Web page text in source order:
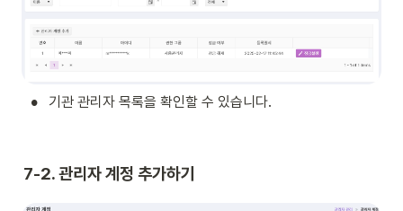
• 기관 관리자 목록을 확인할 수 있습니다.
7-2. 관리자 계정 추가하기